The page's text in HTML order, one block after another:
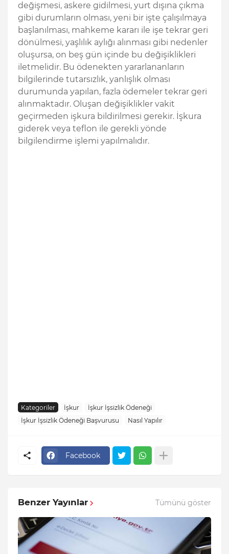
değişmesi, askere gidilmesi, yurt dışına çıkma
gibi durumların olması, yeni bir işte çalışılmaya
başlanılması, mahkeme kararı ile işe tekrar geri
dönülmesi, yaşlılık aylığı alınması gibi nedenler
oluşursa, on beş gün içinde bu değişiklikleri
iletmelidir. Bu ödenekten yararlananların
bilgilerinde tutarsızlık, yanlışlık olması
durumunda yapılan, fazla ödemeler tekrar geri
alınmaktadır. Oluşan değişiklikler vakit
geçirmeden işkura bildirilmesi gerekir. İşkura
giderek veya teflon ile gerekli yönde
bilgilendirme işlemi yapılmalıdır.
Kategoriler İşkur
İşkur İşsizlik Ödeneği
İşkur İşsizlik Ödeneği Başvurusu
Nasıl Yapılır
Facebook
Benzer Yayınlar Tümünü göster